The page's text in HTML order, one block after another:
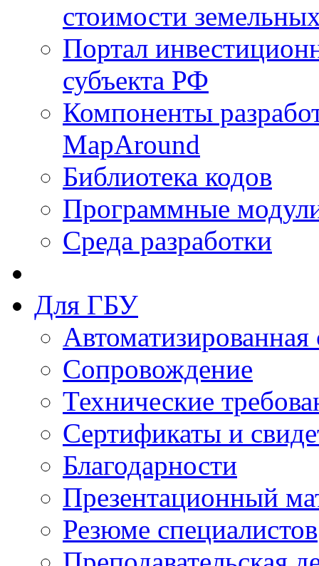
стоимости
Портал
субъекта РФ
Компоненты
MapAround
Библиотека кодов
Программные
Среда разработки
Для ГБУ
Сопровождение
Технические
Сертификаты и
Благодарности
Презентационный
Резюме специалистов